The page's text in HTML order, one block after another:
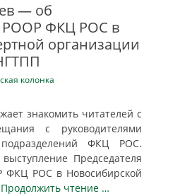
— об
РООР ФКЦ РОС в
организации
колонка
знакомить читателей с
с руководителями
подразделений ФКЦ РОС.
Председателя
РОС в Новосибирской
чтение …